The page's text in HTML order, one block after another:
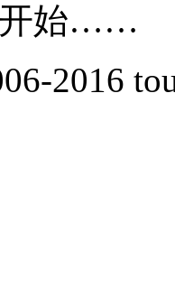
开始……
2016